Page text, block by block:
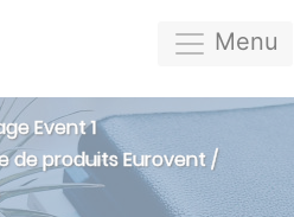
Menu
Event 1
de produits Eurovent /